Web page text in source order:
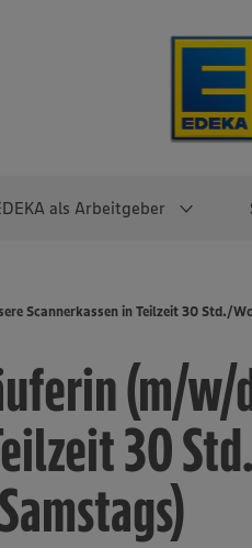
als Arbeitgeber
Direkteinstieg
Noch Fragen?
Überblick
EDEKA-Zentrale
EDEKA Fruchtkontor
EDEKA Foodservice
EDEKA-
Regionalgesellschaften
Scannerkassen in Teilzeit 30 Std./
(m/w/
30